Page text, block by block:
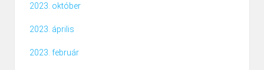
2023. október
2023. április
2023. február